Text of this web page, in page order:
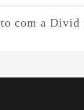
sofre variações
com a